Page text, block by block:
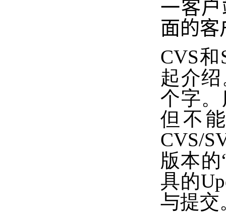
一客
面的客
CVS
起介
个字
但不
CVS/
版本
具的
与提交